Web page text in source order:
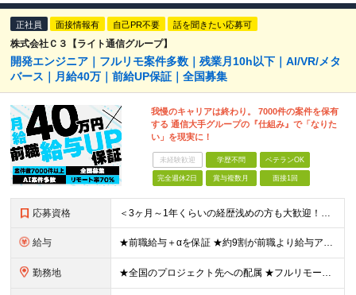
正社員 面接情報有 自己PR不要 話を聞きたい応募可
株式会社Ｃ３【ライト通信グループ】
開発エンジニア｜フルリモ案件多数｜残業月10h以下｜AI/VR/メタ
バース｜月給40万｜前給UP保証｜全国募集
我慢のキャリアは終わり。 7000件の案件を保有
する 通信大手グループの『仕組み』で「なりた
い」を現実に！
未経験歓迎 学歴不問 ベテランOK
完全週休2日 賞与複数月 面接1回
応募資格 ＜3ヶ月～1年くらいの経歴浅めの方も大歓迎！＞ ■学歴不問 ■何かしらの開発経験をお持ちの方 ■第二新卒OK ▼こんな方にピッタリです！▼ □スキルアップしたい方 □最先端技術を習得したい方 □AI
給与 ★前職給与＋αを保証 ★約9割が前職より給与アップを実現 月給40万円以上＋各種手当＋賞与 ＜9割が年収アップを実現＞ 入社されたエンジニアの9割が前職よりも給与アップをしています！ 残り1割は前
勤務地 ★全国のプロジェクト先への配属 ★フルリモートワーク案件あり ★転勤なし 勤務地はご希望を考慮し、決定します。 「自宅から近い場所が良い」といった要望もお聞かせください！ ＜配属エリア＞ ［東北］